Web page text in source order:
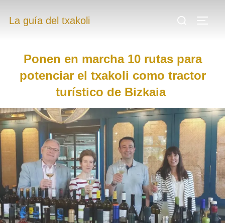
La guía del txakoli
Ponen en marcha 10 rutas para
potenciar el txakoli como tractor
turístico de Bizkaia.